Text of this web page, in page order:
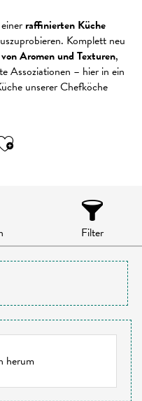
raffinierten Küche
Komplett neu
Aromen und Texturen,
Assoziationen – hier in ein
unserer Chefköche
aux
Filter
herum